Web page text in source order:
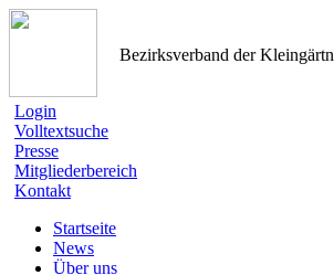
Bezirksverband der
Login
Volltextsuche
Presse
Mitgliederbereich
Kontakt
Startseite
News
Über uns